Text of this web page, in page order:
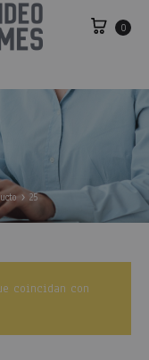
0
25
coincidan con